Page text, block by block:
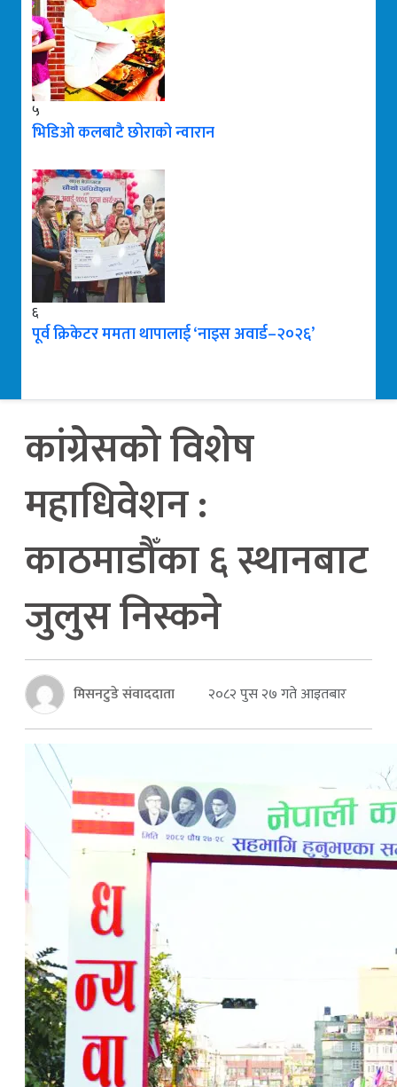
५
भिडिओ कलबाटै छोराको न्वारान
६
पूर्व क्रिकेटर ममता थापालाई ‘नाइस अवार्ड–२०२६’
कांग्रेसको विशेष
महाधिवेशन :
काठमाडौँका ६ स्थानबाट
जुलुस निस्कने
मिसनटुडे संवाददाता २०८२ पुस २७ गते आइतबार